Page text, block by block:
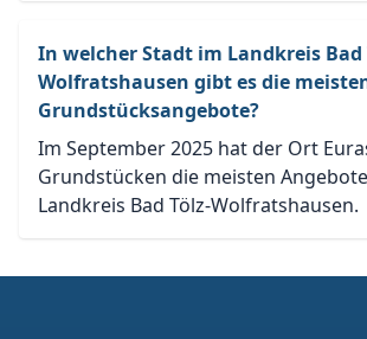
In welcher Stadt im Landkreis Bad
Wolfratshausen gibt es die
Grundstücksangebote?
Im September 2025 hat der Ort
Grundstücken die meisten
Landkreis Bad Tölz-Wolfratshausen.